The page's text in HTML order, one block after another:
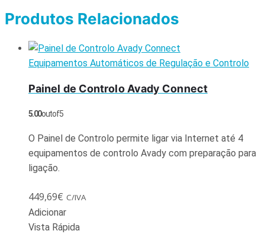
Produtos Relacionados
Equipamentos Automáticos de Regulação e Controlo
Painel de Controlo Avady Connect
5.00out of 5
O Painel de Controlo permite ligar via Internet até 4
equipamentos de controlo Avady com preparação para
ligação.
449,69€ C/IVA
Adicionar
Vista Rápida